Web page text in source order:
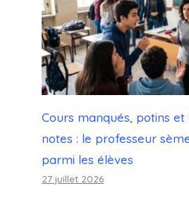
Cours manqués, potins et
notes : le professeur
parmi les élèves
27 juillet 2026